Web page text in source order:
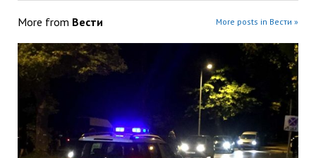
More from Вести More posts in Вести »